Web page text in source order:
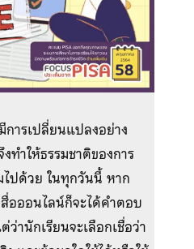
ารเปลี่ยนแปลงอย่าง
ทำให้ธรรมชาติของการ
ปด้วย ในทุกวันนี้ หาก
ออนไลน์ก็จะได้คำตอบ
านักเรียนจะเลือกเชื่อว่า